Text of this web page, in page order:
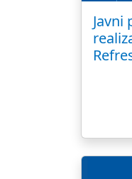
Javni